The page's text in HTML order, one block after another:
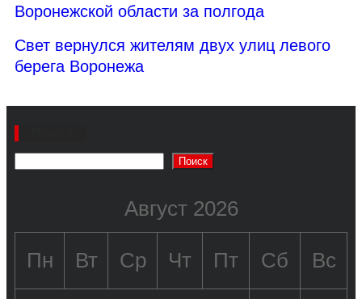
Воронежской области за полгода
Свет вернулся жителям двух улиц левого
берега Воронежа
Поиск
Август 2026
Пн Вт Ср Чт Пт Сб Вс